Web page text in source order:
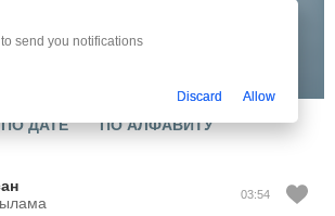
Слушать
ПО ДАТЕ ПО АЛФАВИТУ
03:54
send you notifications
Discard Allow